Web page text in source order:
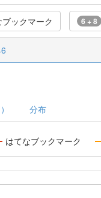
ックマーク 6 + 8
分布
はてなブックマーク